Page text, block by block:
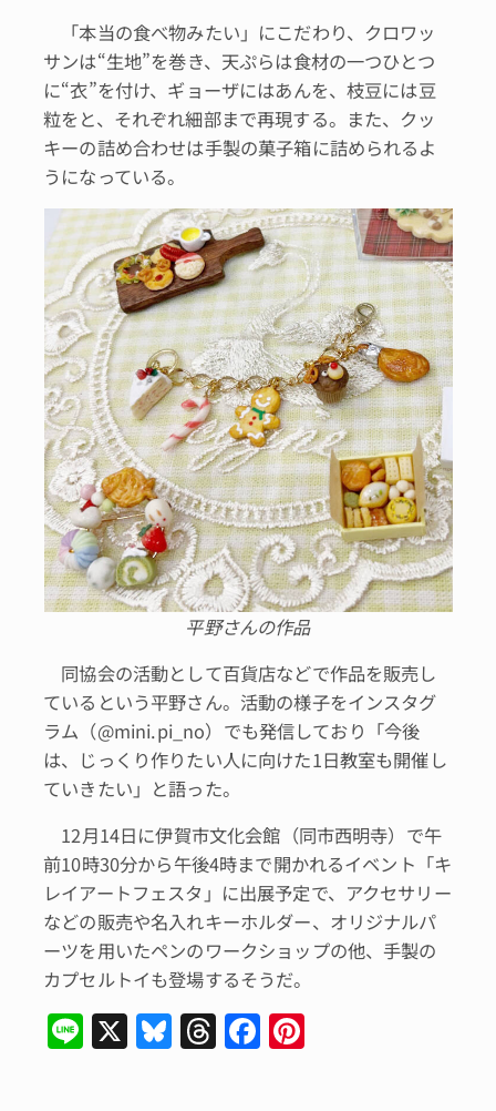
「本当の食べ物みたい」にこだわり、クロワッ
サンは“生地”を巻き、天ぷらは食材の一つひとつ
に“衣”を付け、ギョーザにはあんを、枝豆には豆
粒をと、それぞれ細部まで再現する。また、クッ
キーの詰め合わせは手製の菓子箱に詰められるよ
うになっている。
平野さんの作品
同協会の活動として百貨店などで作品を販売し
ているという平野さん。活動の様子をインスタグ
ラム（@mini.pi_no）でも発信しており「今後
は、じっくり作りたい人に向けた1日教室も開催し
ていきたい」と語った。
12月14日に伊賀市文化会館（同市西明寺）で午
前10時30分から午後4時まで開かれるイベント「キ
レイアートフェスタ」に出展予定で、アクセサリー
などの販売や名入れキーホルダー、オリジナルパ
ーツを用いたペンのワークショップの他、手製の
カプセルトイも登場するそうだ。
Li X Bl T F